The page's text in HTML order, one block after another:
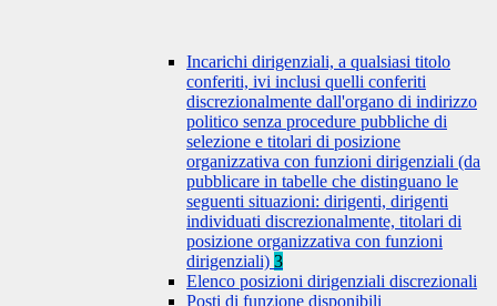
Incarichi dirigenziali, a qualsiasi titolo
conferiti, ivi inclusi quelli conferiti
discrezionalmente dall'organo di indirizzo
politico senza procedure pubbliche di
selezione e titolari di posizione
organizzativa con funzioni dirigenziali (da
pubblicare in tabelle che distinguano le
seguenti situazioni: dirigenti, dirigenti
individuati discrezionalmente, titolari di
posizione organizzativa con funzioni
dirigenziali) 3
Elenco posizioni dirigenziali discrezionali
Posti di funzione disponibili